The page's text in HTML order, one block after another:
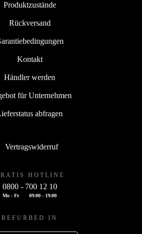
Produktzustände
Rückversand
Kontakt
Händler werden
für Unternehmen
abfragen
Vertragswiderruf
HOTLINE
0800 - 700 12 10
Mo - Fr 09:00 - 19:00
REFURBED IN